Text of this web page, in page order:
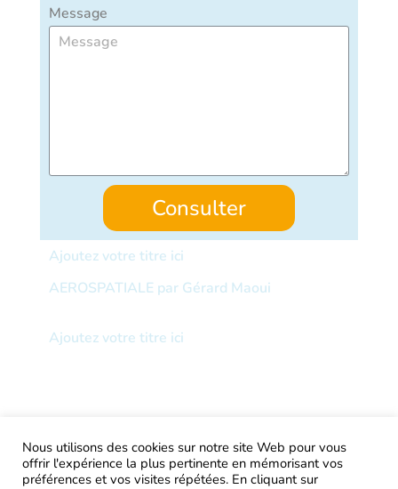
Message
Consulter
Ajoutez votre titre ici
AEROSPATIALE par Gérard Maoui
Ajoutez votre titre ici
AIRtage 2024© Tous droits réservés
Nous utilisons des cookies sur notre site Web pour vous
offrir l'expérience la plus pertinente en mémorisant vos
préférences et vos visites répétées. En cliquant sur